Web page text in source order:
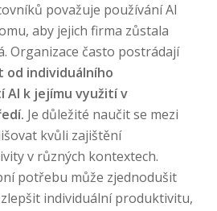
považuje používání AI
aby jejich firma zůstala
Organizace často postrádají
od individuálního
AI k jejímu využití v
Je důležité naučit se mezi
kvůli zajištění
v různých kontextech.
potřebu může zjednodušit
individuální produktivitu,